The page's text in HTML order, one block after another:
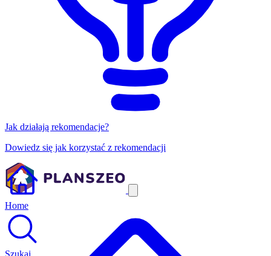
Jak działają rekomendacje?
Dowiedz się jak korzystać z rekomendacji
Home
Szukaj